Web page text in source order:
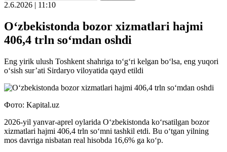
2.6.2026 | 11:10
O‘zbekistonda bozor xizmatlari hajmi
406,4 trln so‘mdan oshdi
Eng yirik ulush Toshkent shahriga to‘g‘ri kelgan bo‘lsa, eng yuqori
o‘sish sur’ati Sirdaryo viloyatida qayd etildi
Фото: Kapital.uz
2026-yil yanvar-aprel oylarida O‘zbekistonda ko‘rsatilgan bozor
xizmatlari hajmi 406,4 trln so‘mni tashkil etdi. Bu o‘tgan yilning
mos davriga nisbatan real hisobda 16,6% ga ko‘p.